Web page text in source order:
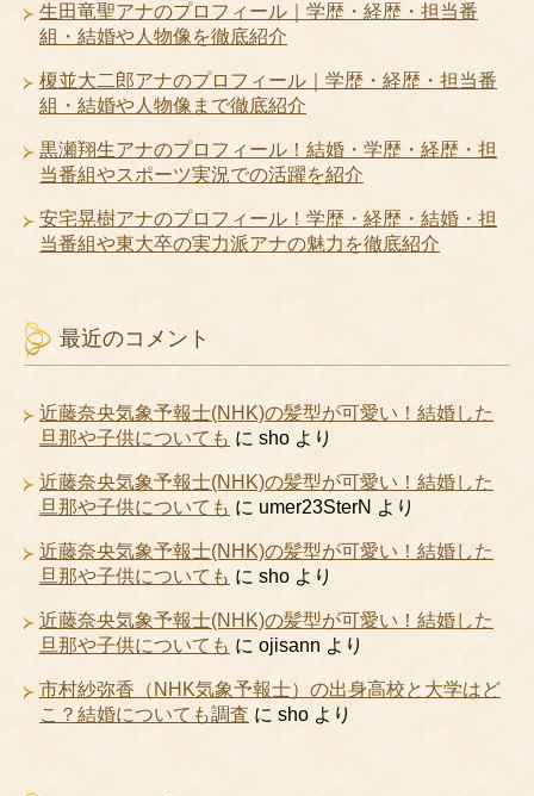
生田竜聖アナのプロフィール｜学歴・経歴・担当番
組・結婚や人物像を徹底紹介
榎並大二郎アナのプロフィール｜学歴・経歴・担当番
組・結婚や人物像まで徹底紹介
黒瀬翔生アナのプロフィール！結婚・学歴・経歴・担
当番組やスポーツ実況での活躍を紹介
安宅晃樹アナのプロフィール！学歴・経歴・結婚・担
当番組や東大卒の実力派アナの魅力を徹底紹介
最近のコメント
近藤奈央気象予報士(NHK)の髪型が可愛い！結婚した
旦那や子供についても に sho より
近藤奈央気象予報士(NHK)の髪型が可愛い！結婚した
旦那や子供についても に umer23SterN より
近藤奈央気象予報士(NHK)の髪型が可愛い！結婚した
旦那や子供についても に sho より
近藤奈央気象予報士(NHK)の髪型が可愛い！結婚した
旦那や子供についても に ojisann より
市村紗弥香（NHK気象予報士）の出身高校と大学はど
こ？結婚についても調査 に sho より